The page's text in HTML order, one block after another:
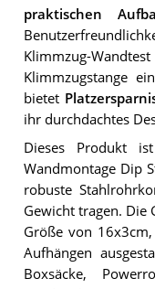
praktischen
Klimmzug-
Klimmzugstange
bietet
ihr durchdachtes
Dieses Produkt
Wandmontage Dip
robuste
Gewicht tragen.
Größe von
Aufhängen
Boxsäcke,